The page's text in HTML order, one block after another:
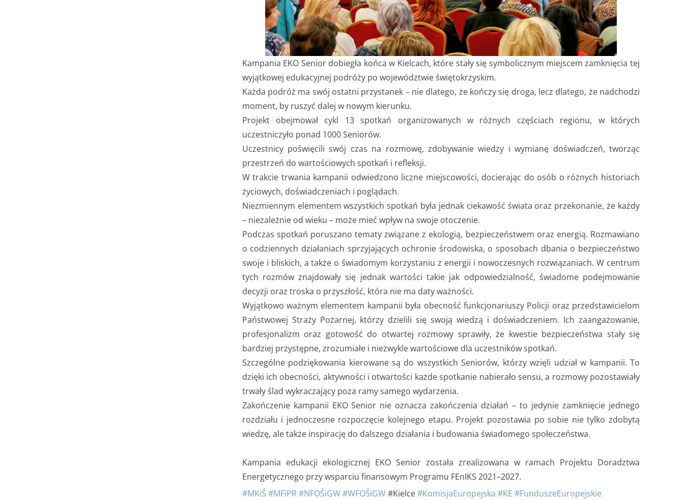
Kampania EKO Senior dobiegła końca w Kielcach, które stały się symbolicznym miejscem zamknięcia tej
wyjątkowej edukacyjnej podróży po województwie świętokrzyskim.
Każda podróż ma swój ostatni przystanek – nie dlatego, że kończy się droga, lecz dlatego, że nadchodzi
moment, by ruszyć dalej w nowym kierunku.
Projekt obejmował cykl 13 spotkań organizowanych w różnych częściach regionu, w których
uczestniczyło ponad 1000 Seniorów.
Uczestnicy poświęcili swój czas na rozmowę, zdobywanie wiedzy i wymianę doświadczeń, tworząc
przestrzeń do wartościowych spotkań i refleksji.
W trakcie trwania kampanii odwiedzono liczne miejscowości, docierając do osób o różnych historiach
życiowych, doświadczeniach i poglądach.
Niezmiennym elementem wszystkich spotkań była jednak ciekawość świata oraz przekonanie, że każdy
– niezależnie od wieku – może mieć wpływ na swoje otoczenie.
Podczas spotkań poruszano tematy związane z ekologią, bezpieczeństwem oraz energią. Rozmawiano
o codziennych działaniach sprzyjających ochronie środowiska, o sposobach dbania o bezpieczeństwo
swoje i bliskich, a także o świadomym korzystaniu z energii i nowoczesnych rozwiązaniach. W centrum
tych rozmów znajdowały się jednak wartości takie jak odpowiedzialność, świadome podejmowanie
decyzji oraz troska o przyszłość, która nie ma daty ważności.
Wyjątkowo ważnym elementem kampanii była obecność funkcjonariuszy Policji oraz przedstawicielom
Państwowej Straży Pożarnej, którzy dzielili się swoją wiedzą i doświadczeniem. Ich zaangażowanie,
profesjonalizm oraz gotowość do otwartej rozmowy sprawiły, że kwestie bezpieczeństwa stały się
bardziej przystępne, zrozumiałe i niezwykle wartościowe dla uczestników spotkań.
Szczególne podziękowania kierowane są do wszystkich Seniorów, którzy wzięli udział w kampanii. To
dzięki ich obecności, aktywności i otwartości każde spotkanie nabierało sensu, a rozmowy pozostawiały
trwały ślad wykraczający poza ramy samego wydarzenia.
Zakończenie kampanii EKO Senior nie oznacza zakończenia działań – to jedynie zamknięcie jednego
rozdziału i jednoczesne rozpoczęcie kolejnego etapu. Projekt pozostawia po sobie nie tylko zdobytą
wiedzę, ale także inspirację do dalszego działania i budowania świadomego społeczeństwa.
Kampania edukacji ekologicznej EKO Senior została zrealizowana w ramach Projektu Doradztwa
Energetycznego przy wsparciu finansowym Programu FEnIKS 2021–2027.
#MKiŚ #MFiPR#NFOŚiGW#WFOŚiGW#Kielce#KomisjaEuropejska #KE #FunduszeEuropejskie